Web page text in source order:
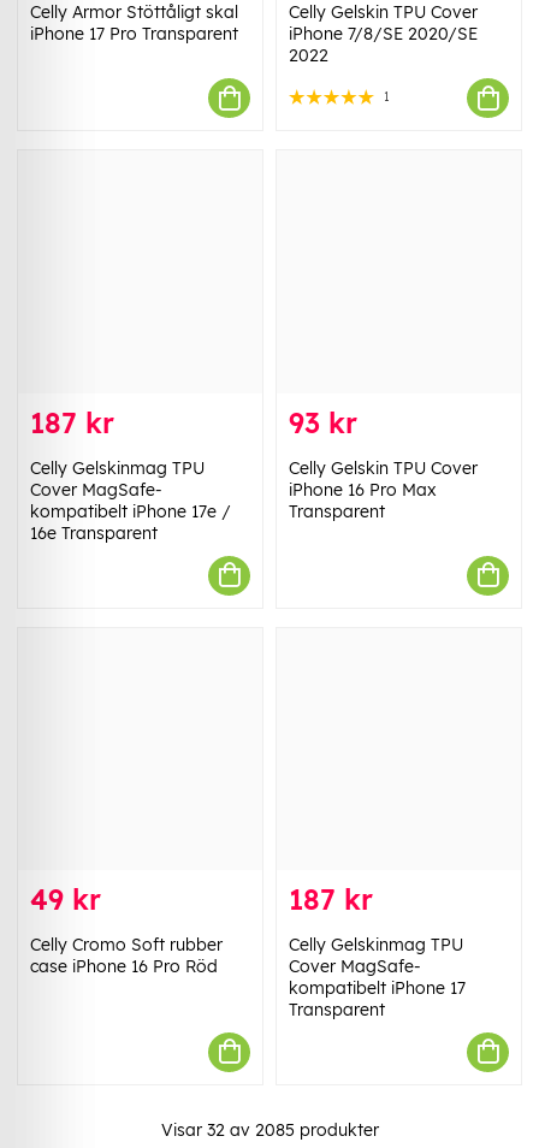
Celly Armor Stöttåligt skal
iPhone 17 Pro Transparent
Celly Gelskin TPU Cover
iPhone 7/8/SE 2020/SE
2022
1
187 kr
Celly Gelskinmag TPU
Cover MagSafe-
kompatibelt iPhone 17e /
16e Transparent
93 kr
Celly Gelskin TPU Cover
iPhone 16 Pro Max
Transparent
49 kr
Celly Cromo Soft rubber
case iPhone 16 Pro Röd
187 kr
Celly Gelskinmag TPU
Cover MagSafe-
kompatibelt iPhone 17
Transparent
Visar 32av 2085 produkter